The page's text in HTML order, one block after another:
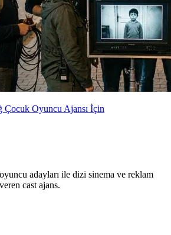
Oyuncu Ajansı İçin
adayları ile dizi sinema ve reklam
cast ajans.